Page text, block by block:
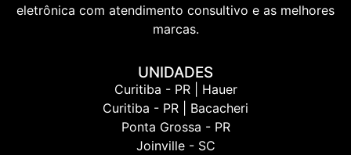
eletrônica com atendimento consultivo e as melhores
marcas.
UNIDADES
Curitiba - PR | Hauer
Curitiba - PR | Bacacheri
Ponta Grossa - PR
Joinville - SC